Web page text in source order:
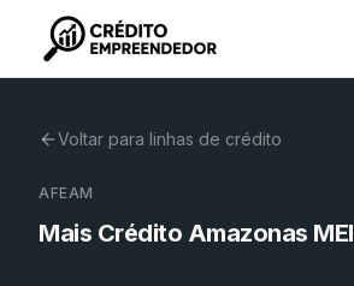
Voltar para linhas de crédito
AFEAM
Mais Crédito Amazonas MEI